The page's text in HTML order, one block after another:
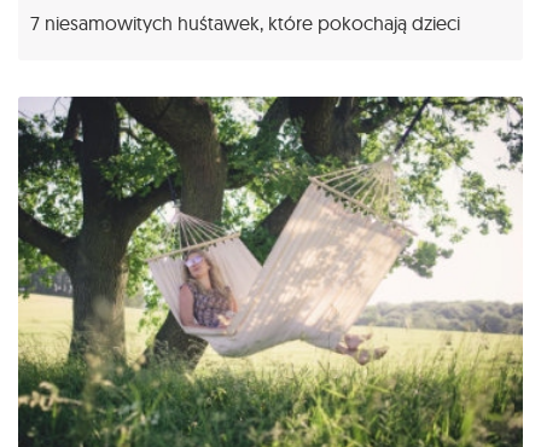
7 niesamowitych huśtawek, które pokochają dzieci